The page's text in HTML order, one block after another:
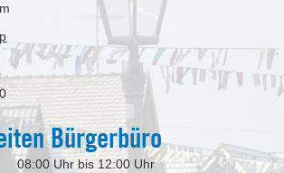
Bürgerbüro
08:00 Uhr bis 12:00 Uhr